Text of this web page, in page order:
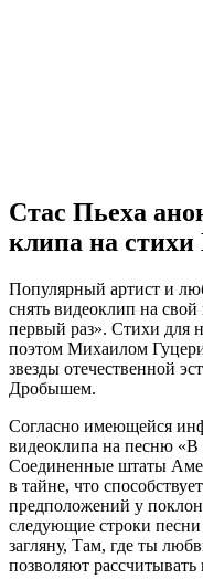
Стас Пьеха
клипа на
Популярный артист и
снять видеоклип на
первый раз». Стихи для
поэтом Михаилом
звезды отечественной
Дробышем.
Согласно имеющейся
видеоклипа на песню
Соединенные штаты
в тайне, что
предположений у
следующие строки
загляну, Там, где ты
позволяют